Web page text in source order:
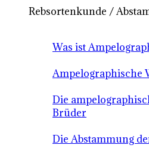
Rebsortenkunde /
Was ist
Ampelographische
Die
Brüder
Die Abstammung